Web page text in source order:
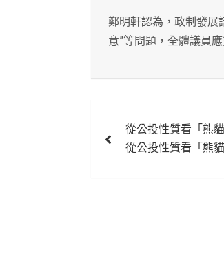
鄭明軒認為，政制發展
意”等問題，全體議員
章
從公投性質看「熊
從公投性質看「熊